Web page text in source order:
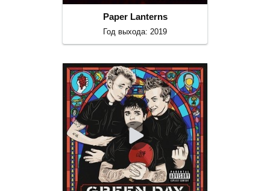
Paper Lanterns
Год выхода: 2019